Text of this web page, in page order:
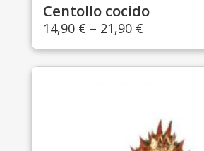
Centollo cocido
14,90 € – 21,90 €